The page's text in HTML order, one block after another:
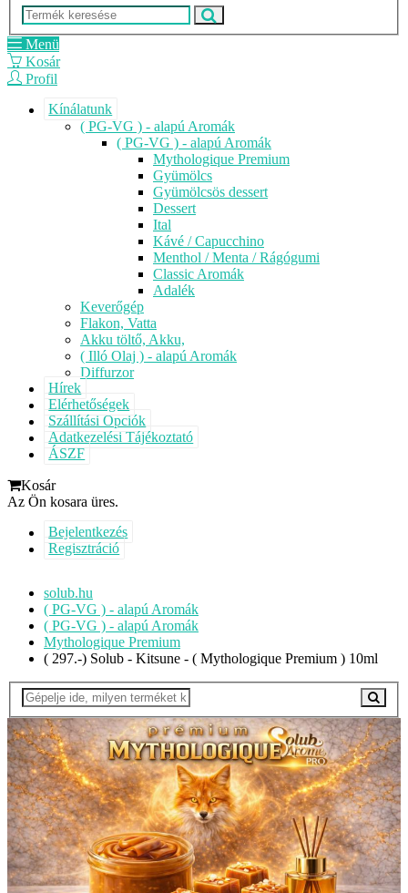
Menü
Kosár
Profil
Kínálatunk
( PG-VG ) - alapú Aromák
( PG-VG ) - alapú Aromák
Mythologique Premium
Gyümölcs
Gyümölcsös dessert
Dessert
Ital
Kávé / Capucchino
Menthol / Menta / Rágógumi
Classic Aromák
Adalék
Keverőgép
Flakon, Vatta
Akku töltő, Akku,
( Illó Olaj ) - alapú Aromák
Diffurzor
Hírek
Elérhetőségek
Szállítási Opciók
Adatkezelési Tájékoztató
ÁSZF
Kosár
Az Ön kosara üres.
Bejelentkezés
Regisztráció
solub.hu
( PG-VG ) - alapú Aromák
( PG-VG ) - alapú Aromák
Mythologique Premium
( 297.-) Solub - Kitsune - ( Mythologique Premium ) 10ml